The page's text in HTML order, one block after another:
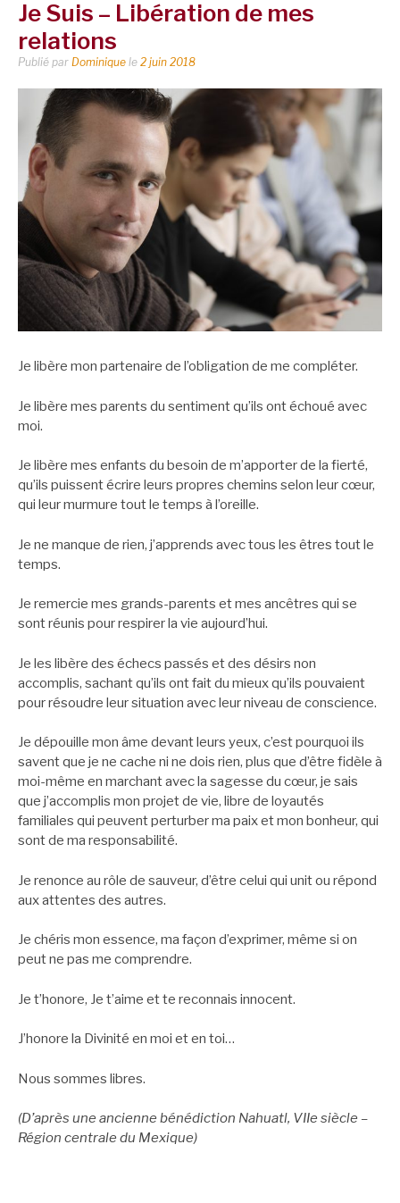
Je Suis – Libération de mes
relations
Publié par Dominique le 2 juin 2018
Je libère mon partenaire de l’obligation de me compléter.
Je libère mes parents du sentiment qu’ils ont échoué avec
moi.
Je libère mes enfants du besoin de m’apporter de la fierté,
qu’ils puissent écrire leurs propres chemins selon leur cœur,
qui leur murmure tout le temps à l’oreille.
Je ne manque de rien, j’apprends avec tous les êtres tout le
temps.
Je remercie mes grands-parents et mes ancêtres qui se
sont réunis pour respirer la vie aujourd’hui.
Je les libère des échecs passés et des désirs non
accomplis, sachant qu’ils ont fait du mieux qu’ils pouvaient
pour résoudre leur situation avec leur niveau de conscience.
Je dépouille mon âme devant leurs yeux, c’est pourquoi ils
savent que je ne cache ni ne dois rien, plus que d’être fidèle à
moi-même en marchant avec la sagesse du cœur, je sais
que j’accomplis mon projet de vie, libre de loyautés
familiales qui peuvent perturber ma paix et mon bonheur, qui
sont de ma responsabilité.
Je renonce au rôle de sauveur, d’être celui qui unit ou répond
aux attentes des autres.
Je chéris mon essence, ma façon d’exprimer, même si on
peut ne pas me comprendre.
Je t’honore, Je t’aime et te reconnais innocent.
J’honore la Divinité en moi et en toi…
Nous sommes libres.
(D’après une ancienne bénédiction Nahuatl, VIIe siècle –
Région centrale du Mexique)